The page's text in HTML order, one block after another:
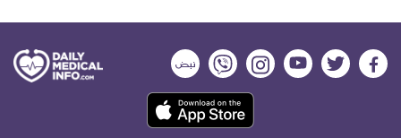
ديلي
ديلي
ديلي
ميديكال
ديلي
ميديكال
انفو
ديلي
ميديكال
انفو
ديلي
ميديكال
انفو
حمل
تطبيق